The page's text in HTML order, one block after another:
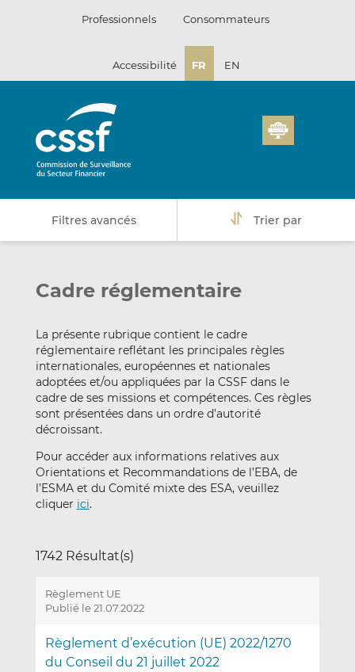
Professionnels Consommateurs
Accessibilité FR EN
Filtres avancés Trier par
Cadre réglementaire
La présente rubrique contient le cadre
réglementaire reflétant les principales règles
internationales, européennes et nationales
adoptées et/ou appliquées par la CSSF dans le
cadre de ses missions et compétences. Ces règles
sont présentées dans un ordre d’autorité
décroissant.
Pour accéder aux informations relatives aux
Orientations et Recommandations de l’EBA, de
l’ESMA et du Comité mixte des ESA, veuillez
cliquer ici.
1742 Résultat(s)
Règlement UE
Publié le 21.07.2022
Règlement d’exécution (UE) 2022/1270
du Conseil du 21 juillet 2022